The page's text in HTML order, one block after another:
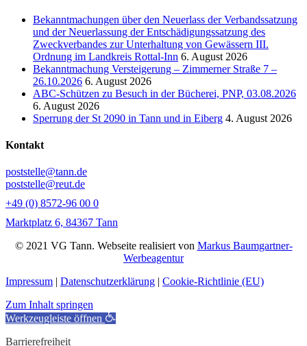
Bekanntmachungen über den Neuerlass der Verbandssatzung
und der Neuerlassung der Entschädigungssatzung des
Zweckverbandes zur Unterhaltung von Gewässern III.
Ordnung im Landkreis Rottal-Inn 6. August 2026
Bekanntmachung Versteigerung – Zimmerner Straße 7 –
26.10.2026 6. August 2026
ABC-Schützen zu Besuch in der Bücherei, PNP, 03.08.2026
6. August 2026
Sperrung der St 2090 in Tann und in Eiberg 4. August 2026
Kontakt
poststelle@tann.de
poststelle@reut.de
+49 (0) 8572-96 00 0
Marktplatz 6, 84367 Tann
© 2021 VG Tann. Webseite realisiert von Markus Baumgartner-
Werbeagentur
Impressum | Datenschutzerklärung | Cookie-Richtlinie (EU)
Zum Inhalt springen
Werkzeugleiste öffnen
Barrierefreiheit